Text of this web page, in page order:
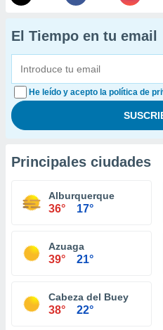
El Tiempo en tu email
He leído y acepto la política de
Principales ciudades
Alburquerque
36° 17°
Azuaga
39° 21°
Cabeza del Buey
38° 22°